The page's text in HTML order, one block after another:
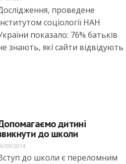
проведене
соціології НАН
показало: 76% батьків
знають, які сайти відвідують
дитині
до школи
09/2014
до школи є переломним